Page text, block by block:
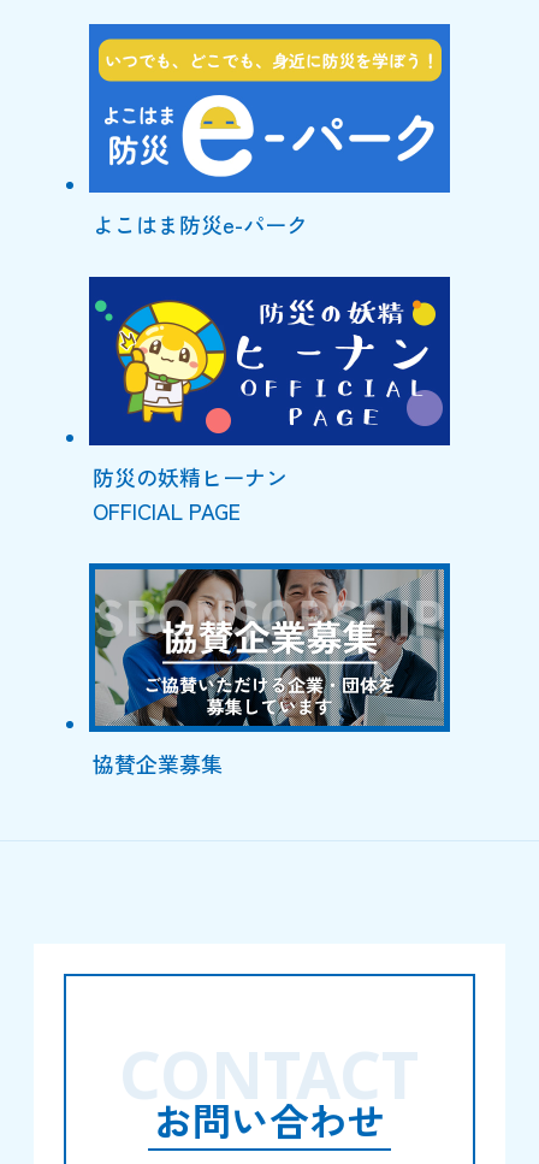
よこはま防災e-パーク
防災の妖精ヒーナン
OFFICIAL PAGE
協賛企業募集
お問い合わせ
CONTACT